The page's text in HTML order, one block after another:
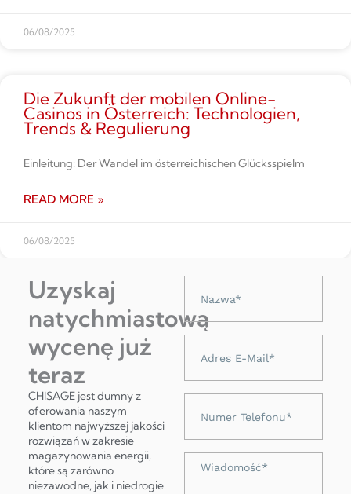
06/08/2025
Die Zukunft der mobilen Online-
Casinos in Österreich: Technologien,
Trends & Regulierung
Einleitung: Der Wandel im österreichischen Glücksspielm
READ MORE »
06/08/2025
Uzyskaj
natychmiastową
wycenę już
teraz
CHISAGE jest dumny z
oferowania naszym
klientom najwyższej jakości
rozwiązań w zakresie
magazynowania energii,
które są zarówno
niezawodne, jak i niedrogie.
telefonu